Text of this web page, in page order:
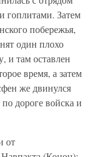
гоплитами. Затем
побережья,
один плохо
там оставлен
время, а затем
же двинулся
дороге войска и
от